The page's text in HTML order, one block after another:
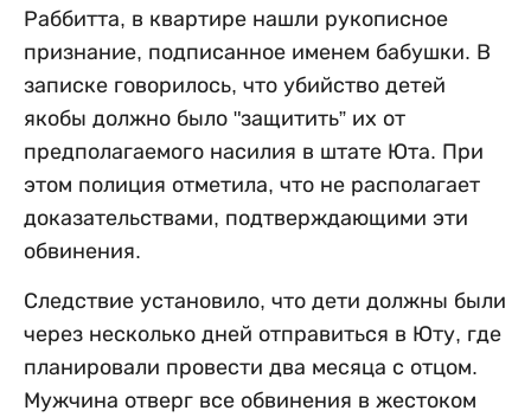
Раббитта, в квартире нашли рукописное
признание, подписанное именем бабушки. В
записке говорилось, что убийство детей
якобы должно было "защитить” их от
предполагаемого насилия в штате Юта. При
этом полиция отметила, что не располагает
доказательствами, подтверждающими эти
обвинения.
Следствие установило, что дети должны были
через несколько дней отправиться в Юту, где
планировали провести два месяца с отцом.
Мужчина отверг все обвинения в жестоком